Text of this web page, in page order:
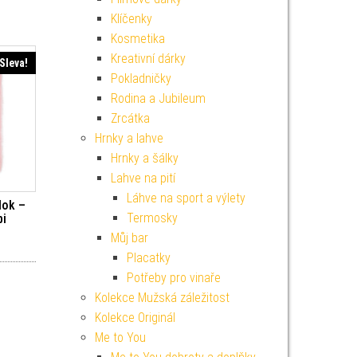
Sleva!
–
cena byla: 249 Kč.
Aktuální cena je: 224 Kč.
Klíčenky
Kosmetika
Kreativní dárky
Pokladničky
Rodina a Jubileum
Zrcátka
Hrnky a lahve
Hrnky a šálky
Lahve na pití
Láhve na sport a výlety
Termosky
Můj bar
Placatky
Potřeby pro vinaře
Kolekce Mužská záležitost
Kolekce Originál
Me to You